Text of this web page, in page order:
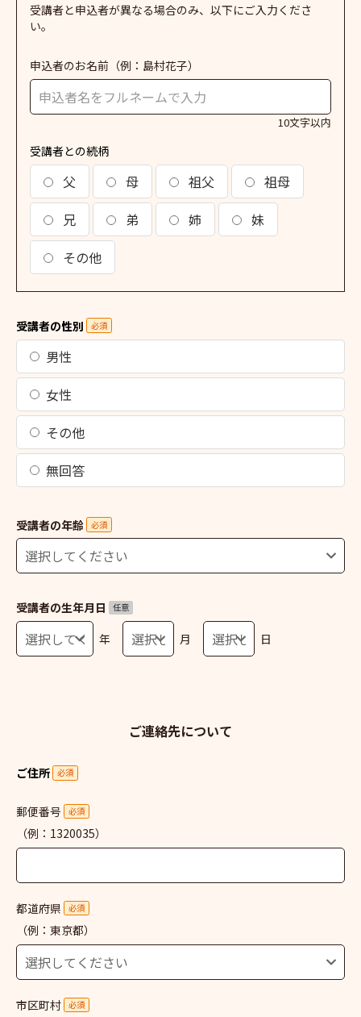
受講者と申込者が異なる場合のみ、以下にご入力くださ
い。
申込者のお名前 （例：島村花子）
10文字以内
受講者との続柄
父 母 祖父
祖母
兄
弟 姉
妹
その他
受講者の性別 必須
男性
女性
その他
無回答
受講者の年齢 必須
受講者の生年月日 任意
年 月 日
ご連絡先について
ご住所 必須
郵便番号 必須
（例：1320035）
都道府県 必須
（例：東京都）
市区町村 必須